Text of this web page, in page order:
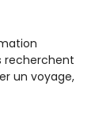
recherchent
un voyage,